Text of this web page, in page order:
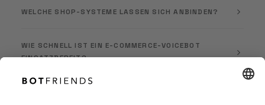
WELCHE SHOP-SYSTEME LASSEN SICH ANBINDEN?
WIE SCHNELL IST EIN E-COMMERCE-VOICEBOT
EINSATZBEREIT?